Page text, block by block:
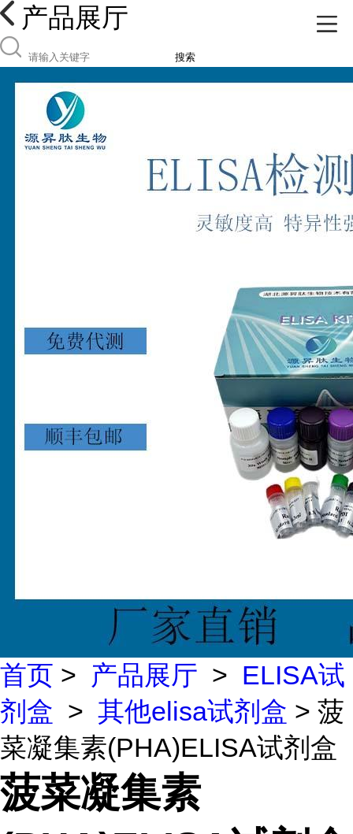
产品展厅
搜索
首页 > 产品展厅 > ELISA试
剂盒 > 其他elisa试剂盒 > 菠
菜凝集素(PHA)ELISA试剂盒
菠菜凝集素